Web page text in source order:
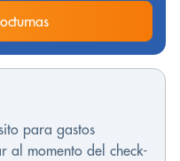
para gastos
al momento del check-